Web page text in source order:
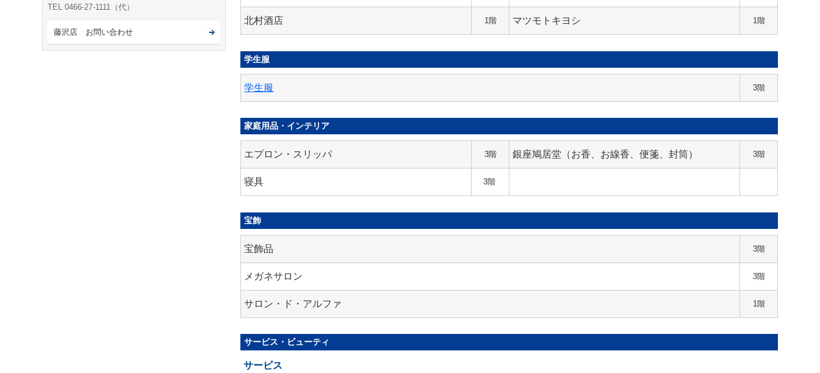
北村酒店 1階 マツモトキヨシ 1階
学生服
学生服 3階
家庭用品・インテリア
エプロン・スリッパ 3階 銀座鳩居堂（お香、お線香、便箋、封筒） 3階
寝具 3階
宝飾
宝飾品 3階
メガネサロン 3階
サロン・ド・アルファ 1階
サービス・ビューティ
サービス
TEL 0466-27-1111（代）
藤沢店 お問い合わせ